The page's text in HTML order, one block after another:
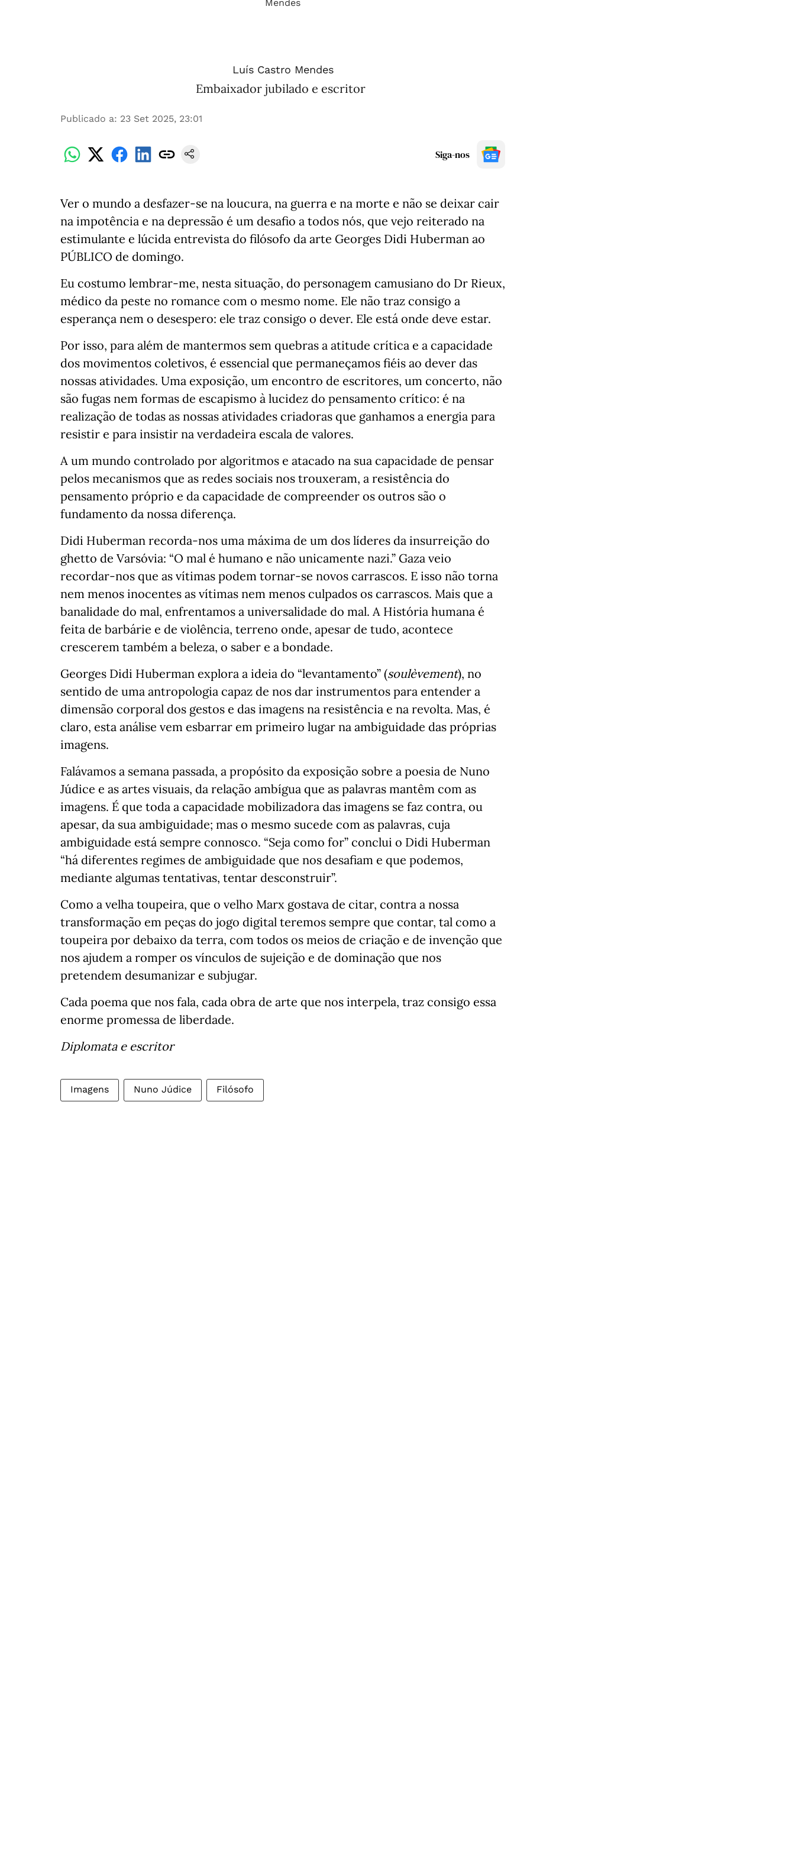
Luís Castro Mendes
Embaixador jubilado e escritor
Publicado a: 23 Set 2025, 23:01
Siga-nos
Ver o mundo a desfazer-se na loucura, na guerra e na morte e não se deixar cair
na impotência e na depressão é um desafio a todos nós, que vejo reiterado na
estimulante e lúcida entrevista do filósofo da arte Georges Didi Huberman ao
PÚBLICO de domingo.
Eu costumo lembrar-me, nesta situação, do personagem camusiano do Dr Rieux,
médico da peste no romance com o mesmo nome. Ele não traz consigo a
esperança nem o desespero: ele traz consigo o dever. Ele está onde deve estar.
Por isso, para além de mantermos sem quebras a atitude crítica e a capacidade
dos movimentos coletivos, é essencial que permaneçamos fiéis ao dever das
nossas atividades. Uma exposição, um encontro de escritores, um concerto, não
são fugas nem formas de escapismo à lucidez do pensamento crítico: é na
realização de todas as nossas atividades criadoras que ganhamos a energia para
resistir e para insistir na verdadeira escala de valores.
A um mundo controlado por algoritmos e atacado na sua capacidade de pensar
pelos mecanismos que as redes sociais nos trouxeram, a resistência do
pensamento próprio e da capacidade de compreender os outros são o
fundamento da nossa diferença.
Didi Huberman recorda-nos uma máxima de um dos líderes da insurreição do
ghetto de Varsóvia: “O mal é humano e não unicamente nazi.” Gaza veio
recordar-nos que as vítimas podem tornar-se novos carrascos. E isso não torna
nem menos inocentes as vítimas nem menos culpados os carrascos. Mais que a
banalidade do mal, enfrentamos a universalidade do mal. A História humana é
feita de barbárie e de violência, terreno onde, apesar de tudo, acontece
crescerem também a beleza, o saber e a bondade.
Georges Didi Huberman explora a ideia do “levantamento” (soulèvement), no
sentido de uma antropologia capaz de nos dar instrumentos para entender a
dimensão corporal dos gestos e das imagens na resistência e na revolta. Mas, é
claro, esta análise vem esbarrar em primeiro lugar na ambiguidade das próprias
imagens.
Falávamos a semana passada, a propósito da exposição sobre a poesia de Nuno
Júdice e as artes visuais, da relação ambígua que as palavras mantêm com as
imagens. É que toda a capacidade mobilizadora das imagens se faz contra, ou
apesar, da sua ambiguidade; mas o mesmo sucede com as palavras, cuja
ambiguidade está sempre connosco. “Seja como for” conclui o Didi Huberman
“há diferentes regimes de ambiguidade que nos desafiam e que podemos,
mediante algumas tentativas, tentar desconstruir”.
Como a velha toupeira, que o velho Marx gostava de citar, contra a nossa
transformação em peças do jogo digital teremos sempre que contar, tal como a
toupeira por debaixo da terra, com todos os meios de criação e de invenção que
nos ajudem a romper os vínculos de sujeição e de dominação que nos
pretendem desumanizar e subjugar.
Cada poema que nos fala, cada obra de arte que nos interpela, traz consigo essa
enorme promessa de liberdade.
Diplomata e escritor
Imagens Nuno Júdice Filósofo